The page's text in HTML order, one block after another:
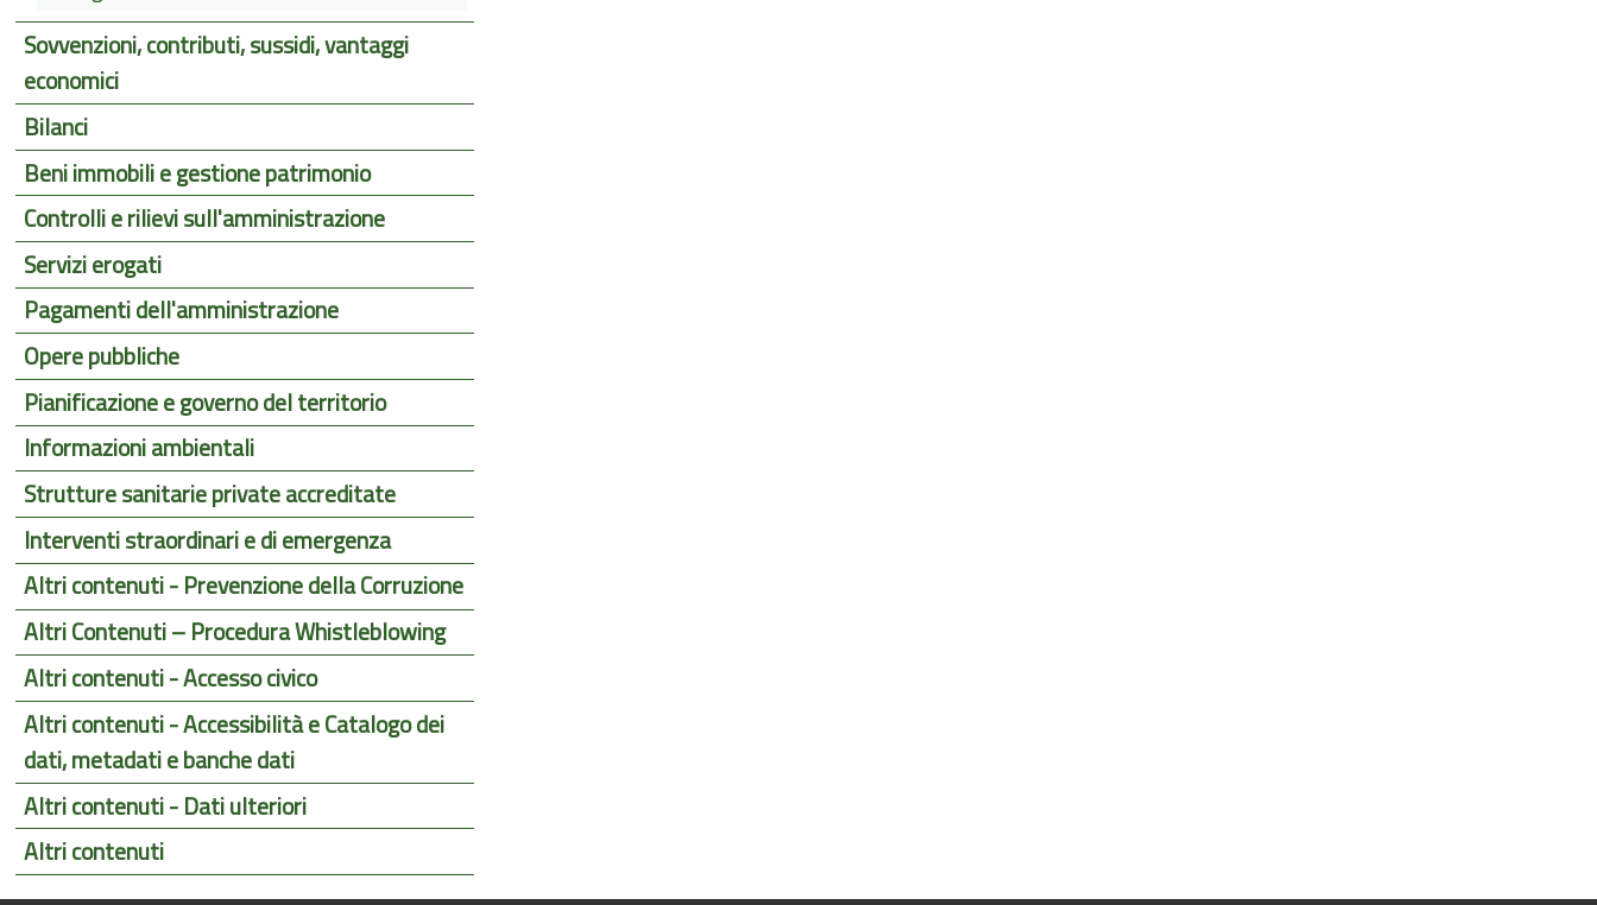
Sovvenzioni, contributi, sussidi, vantaggi
economici
Bilanci
Beni immobili e gestione patrimonio
Controlli e rilievi sull'amministrazione
Servizi erogati
Pagamenti dell'amministrazione
Opere pubbliche
Pianificazione e governo del territorio
Informazioni ambientali
Strutture sanitarie private accreditate
Interventi straordinari e di emergenza
Altri contenuti - Prevenzione della Corruzione
Altri Contenuti – Procedura Whistleblowing
Altri contenuti - Accesso civico
Altri contenuti - Accessibilità e Catalogo dei
dati, metadati e banche dati
Altri contenuti - Dati ulteriori
Altri contenuti